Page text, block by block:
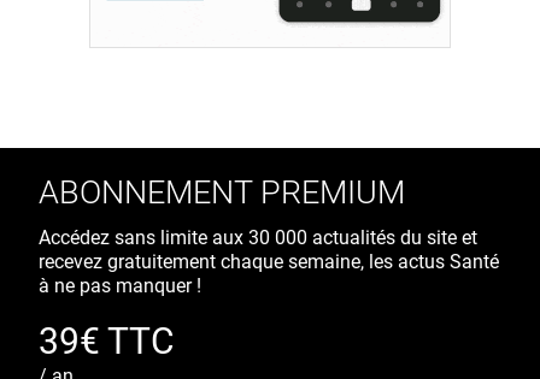
ABONNEMENT PREMIUM
Accédez sans limite aux 30 000 actualités du site et
recevez gratuitement chaque semaine, les actus Santé
à ne pas manquer !
39€ TTC